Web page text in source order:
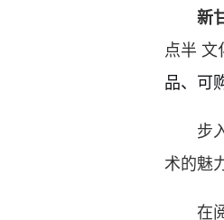
新
点半 文
品、可
步入
术的魅
在阅